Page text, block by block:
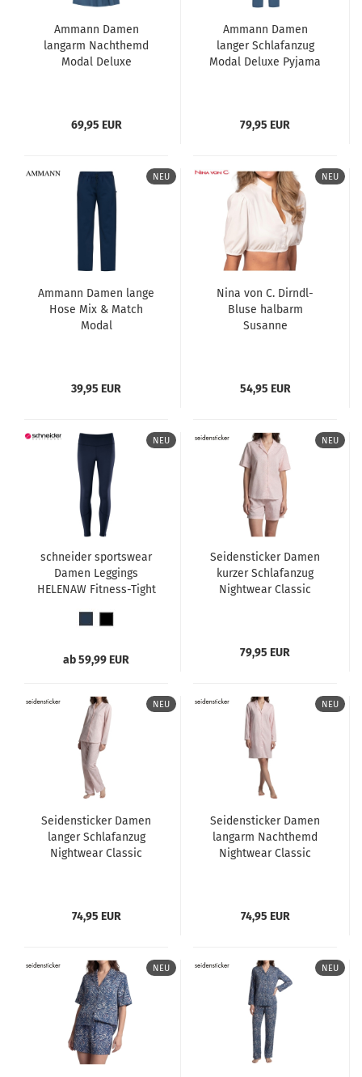
Ammann Damen
langarm Nachthemd
Modal Deluxe
69,95 EUR
Ammann Damen
langer Schlafanzug
Modal Deluxe Pyjama
79,95 EUR
NEU
Ammann Damen lange
Hose Mix & Match
Modal
39,95 EUR
NEU
Nina von C. Dirndl-
Bluse halbarm
Susanne
54,95 EUR
NEU
schneider sportswear
Damen Leggings
HELENAW Fitness-Tight
ab 59,99 EUR
NEU
Seidensticker Damen
kurzer Schlafanzug
Nightwear Classic
79,95 EUR
NEU
Seidensticker Damen
langer Schlafanzug
Nightwear Classic
74,95 EUR
NEU
Seidensticker Damen
langarm Nachthemd
Nightwear Classic
74,95 EUR
NEU NEU